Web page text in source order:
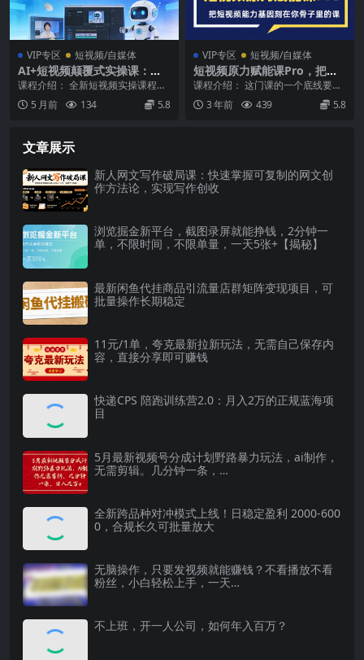
VIP专区 短视频/自媒体
AI+短视频颠覆式实操课：掌
握AI图片复刻、人物定制、视
频编辑技巧，跑通变现月利润
2万+
课程介绍： 全新短视频实操课程。
这套AI短视频创作课，从图片复刻
爆款、AI人物定...
5 月前 134 5.8
VIP专区 短视频/自媒体
短视频原力赋能课Pro，把短
视频能力基因刻在你骨子里的
课（价值4999元）
课程介绍： 这门课的一个底线要
求，就是希望通过这门课完整学习
和消化的人才，是市场...
3 年前 439 5.8
文章展示
新人网文写作破局课：快速掌握可复制的网文创
作方法论，实现写作创收
浏览掘金新平台，截图录屏就能挣钱，2分钟一
单，不限时间，不限单量，一天5张+【揭秘】
最新闲鱼代挂商品引流量店群矩阵变现项目，可
批量操作长期稳定
11元/1单，夸克最新拉新玩法，无需自己保存内
容，直接分享即可赚钱
快递CPS 陪跑训练营2.0：月入2万的正规蓝海项
目
5月最新视频号分成计划野路暴力玩法，ai制作，
无需剪辑。几分钟一条，…
全新跨品种对冲模式上线！日稳定盈利 2000-600
0，合规长久可批量放大
无脑操作，只要发视频就能赚钱？不看播放不看
粉丝，小白轻松上手，一天…
不上班，开一人公司，如何年入百万？